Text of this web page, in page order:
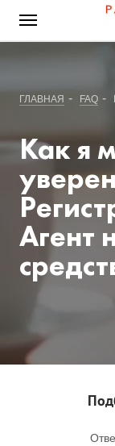
ГЛАВНАЯ - FAQ -
Как я
Агент